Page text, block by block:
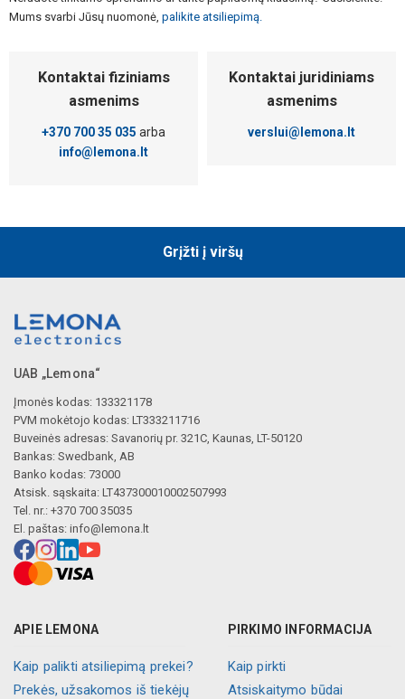
Mums svarbi Jūsų nuomonė, palikite atsiliepimą.
Kontaktai fiziniams
asmenims
+370 700 35 035 arba
info@lemona.lt
Kontaktai juridiniams
asmenims
verslui@lemona.lt
Grįžti į viršų
UAB „Lemona“
Įmonės kodas: 133321178
PVM mokėtojo kodas: LT333211716
Buveinės adresas: Savanorių pr. 321C, Kaunas, LT-50120
Bankas: Swedbank, AB
Banko kodas: 73000
Atsisk. sąskaita: LT437300010002507993
Tel. nr.: +370 700 35035
El. paštas: info@lemona.lt
APIE LEMONA
Kaip palikti atsiliepimą prekei?
Prekės, užsakomos iš tiekėjų
PIRKIMO INFORMACIJA
Kaip pirkti
Atsiskaitymo būdai